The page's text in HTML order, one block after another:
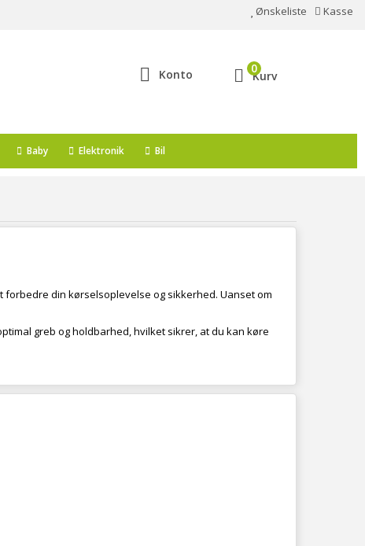
Ønskeliste Kasse
Konto Kurv
0
Baby Elektronik Bil
forbedre din kørselsoplevelse og sikkerhed. Uanset om
greb og holdbarhed, hvilket sikrer, at du kan køre